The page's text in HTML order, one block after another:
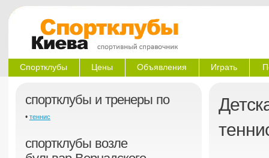
Спортклубы Цены Объявления Играть
спортклубы и тренеры по
• теннис
спортклубы возле